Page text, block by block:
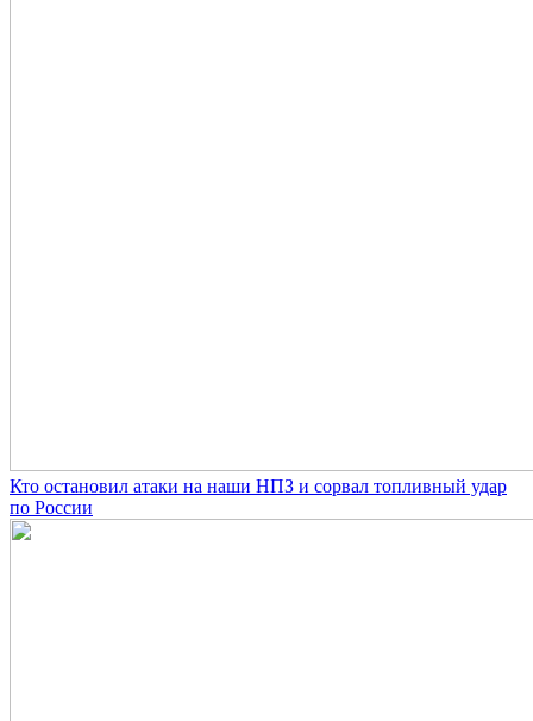
Кто остановил атаки на наши НПЗ и сорвал топливный удар
по России